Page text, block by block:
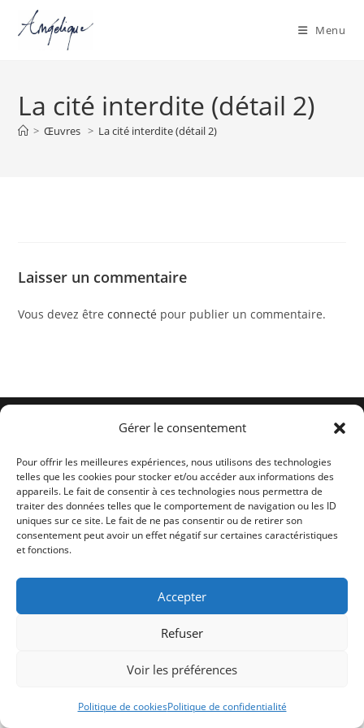
Gérer le consentement
Pour offrir les meilleures expériences, nous utilisons des technologies
telles que les cookies pour stocker et/ou accéder aux informations des
appareils. Le fait de consentir à ces technologies nous permettra de
traiter des données telles que le comportement de navigation ou les ID
uniques sur ce site. Le fait de ne pas consentir ou de retirer son
consentement peut avoir un effet négatif sur certaines caractéristiques
et fonctions.
Accepter
Refuser
Voir les préférences
Politique de cookiesPolitique de confidentialité
content
Menu
La cité interdite (détail 2)
> Œuvres > La cité interdite (détail 2)
Laisser un commentaire
Vous devez êtreconnecté pour publier un commentaire.